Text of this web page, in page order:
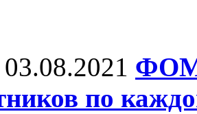
03.08.2021
по